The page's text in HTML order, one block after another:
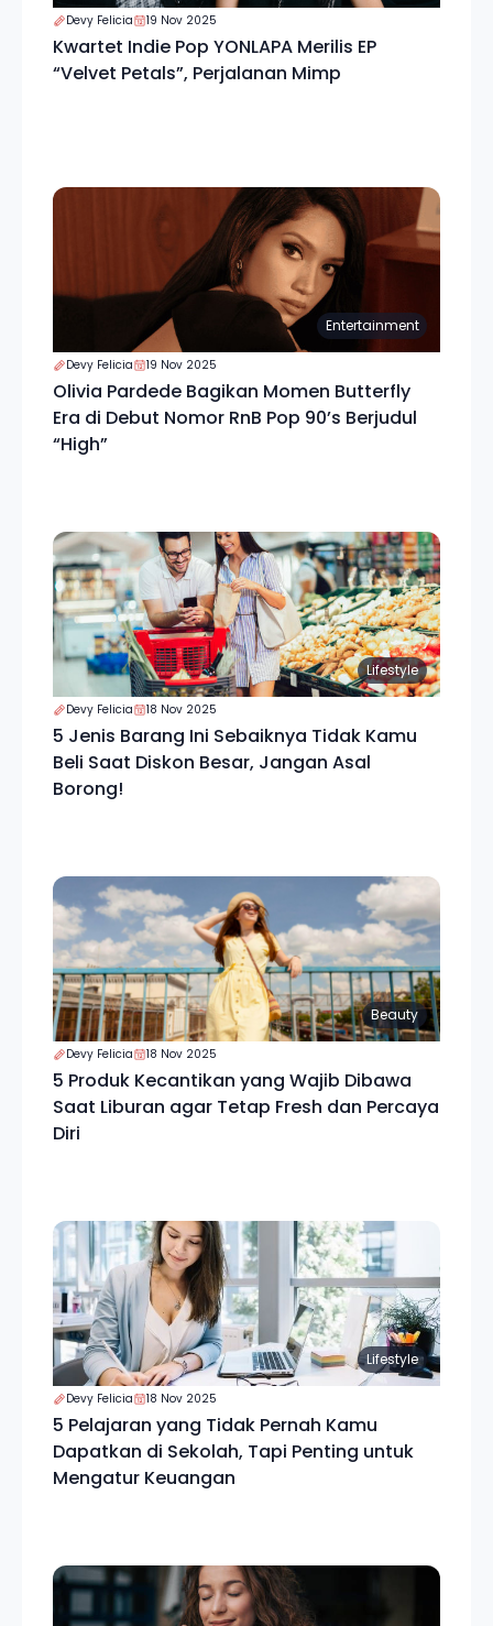
Devy Felicia 19 Nov 2025
Kwartet Indie Pop YONLAPA Merilis EP
“Velvet Petals”, Perjalanan Mimp
Entertainment
Devy Felicia 19 Nov 2025
Olivia Pardede Bagikan Momen Butterfly
Era di Debut Nomor RnB Pop 90’s Berjudul
“High”
Lifestyle
Devy Felicia 18 Nov 2025
5 Jenis Barang Ini Sebaiknya Tidak Kamu
Beli Saat Diskon Besar, Jangan Asal
Borong!
Beauty
Devy Felicia 18 Nov 2025
5 Produk Kecantikan yang Wajib Dibawa
Saat Liburan agar Tetap Fresh dan Percaya
Diri
Lifestyle
Devy Felicia 18 Nov 2025
5 Pelajaran yang Tidak Pernah Kamu
Dapatkan di Sekolah, Tapi Penting untuk
Mengatur Keuangan